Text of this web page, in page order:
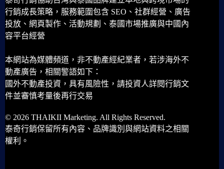
行銷成長策略，服務範圍包含 SEO、社群經營、廣告
投放、網頁製作、活動規劃、泰國市場推廣與中國內
容平台經營
本網站為媒體頻道，非不動產經紀業者，若涉海外不
動產廣告，相關警語如下：
國外不動產投資，具有風險性，請投資人詳閱行銷文
件並審慎考量後再行交易
© 2026 THAIKII Marketing. All Rights Reserved.
泰奇行銷保留所有內容、品牌識別與網站資料之相關
權利。